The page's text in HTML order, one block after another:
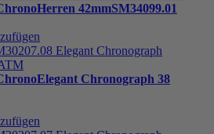
Herren 42mmSM34099.01
Elegant Chronograph 38